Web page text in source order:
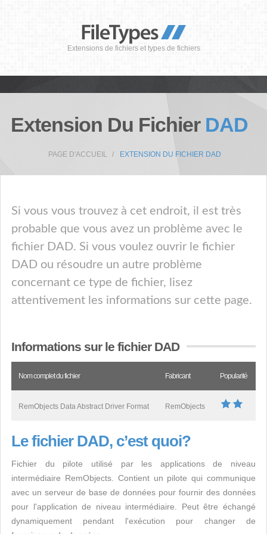
Extensions de fichiers et types de fichiers
Extension Du Fichier DAD
PAGE D'ACCUEIL EXTENSION DU FICHIER DAD
Si vous vous trouvez à cet endroit, il est très
probable que vous avez un problème avec le
fichier DAD. Si vous voulez ouvrir le fichier
DAD ou résoudre un autre problème
concernant ce type de fichier, lisez
attentivement les informations sur cette page.
Informations sur le fichier DAD
Nom complet du fichier Fabricant Popularité
RemObjects Data Abstract Driver Format RemObjects
Le fichier DAD, c’est quoi?
Fichier du pilote utilisé par les applications de niveau
intermédiaire RemObjects. Contient un pilote qui communique
avec un serveur de base de données pour fournir des données
pour l'application de niveau intermédiaire. Peut être échangé
dynamiquement pendant l'exécution pour changer de